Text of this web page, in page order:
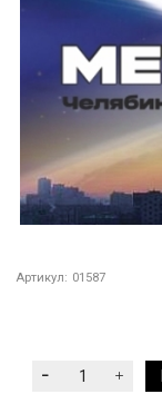
Артикул: 01587